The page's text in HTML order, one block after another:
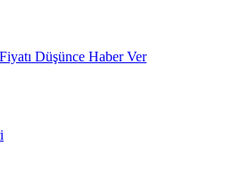
Fiyatı Düşünce Haber Ver